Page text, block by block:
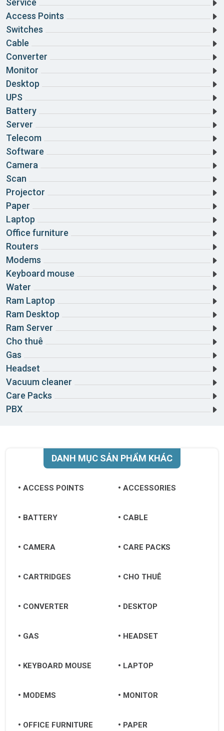
Service
Access Points
Switches
Cable
Converter
Monitor
Desktop
UPS
Battery
Server
Telecom
Software
Camera
Scan
Projector
Paper
Laptop
Office furniture
Routers
Modems
Keyboard mouse
Water
Ram Laptop
Ram Desktop
Ram Server
Cho thuê
Gas
Headset
Vacuum cleaner
Care Packs
PBX
DANH MỤC SẢN PHẨM KHÁC
ACCESS POINTS ACCESSORIES
BATTERY CABLE
CAMERA CARE PACKS
CARTRIDGES CHO THUÊ
CONVERTER DESKTOP
GAS HEADSET
KEYBOARD MOUSE LAPTOP
MODEMS MONITOR
OFFICE FURNITURE PAPER